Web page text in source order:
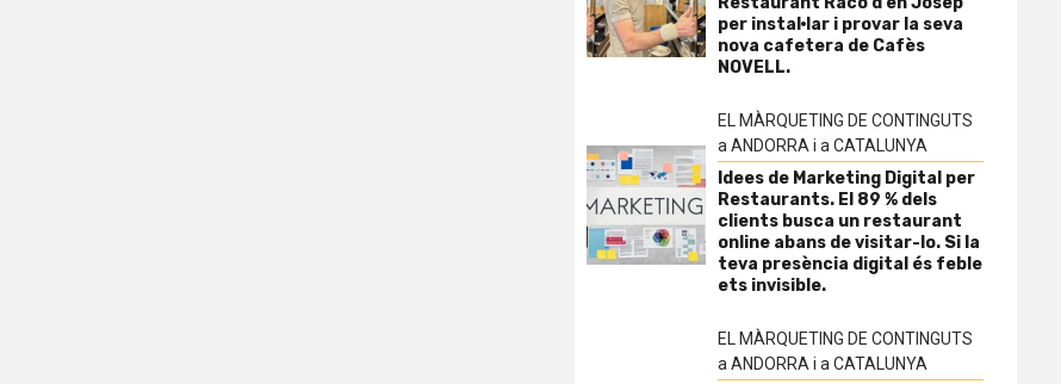
per instal·lar i provar la seva
nova cafetera de Cafès
NOVELL.
EL MÀRQUETING DE CONTINGUTS
a ANDORRA i a CATALUNYA
Idees de Marketing Digital per
Restaurants. El 89 % dels
clients busca un restaurant
online abans de visitar-lo. Si la
teva presència digital és feble
ets invisible.
EL MÀRQUETING DE CONTINGUTS
a ANDORRA i a CATALUNYA